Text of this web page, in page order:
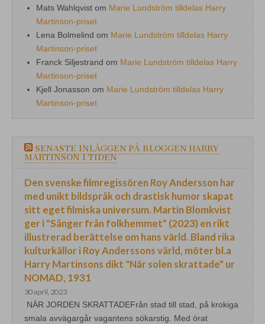
Mats Wahlqvist om Marie Lundström tilldelas Harry
Martinson-priset
Lena Bolmelind om Marie Lundström tilldelas Harry
Martinson-priset
Franck Siljestrand om Marie Lundström tilldelas Harry
Martinson-priset
Kjell Jonasson om Marie Lundström tilldelas Harry
Martinson-priset
SENASTE INLÄGGEN PÅ BLOGGEN HARRY
MARTINSON I TIDEN
Den svenske filmregissören Roy Andersson har
med unikt bildspråk och drastisk humor skapat
sitt eget filmiska universum. Martin Blomkvist
ger i "Sånger från folkhemmet" (2023) en rikt
illustrerad berättelse om hans värld. Bland rika
kulturkällor i Roy Anderssons värld, möter bl.a
Harry Martinsons dikt "När solen skrattade" ur
NOMAD, 1931
30 april, 2023
NÄR JORDEN SKRATTADEFrån stad till stad, på krokiga
smala avvägargår vagantens sökarstig. Med örat